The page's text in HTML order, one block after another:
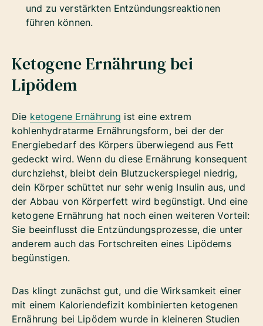
und zu verstärkten Entzündungsreaktionen
führen können.
Ketogene Ernährung bei
Lipödem
Die ketogene Ernährung ist eine extrem
kohlenhydratarme Ernährungsform, bei der der
Energiebedarf des Körpers überwiegend aus Fett
gedeckt wird. Wenn du diese Ernährung konsequent
durchziehst, bleibt dein Blutzuckerspiegel niedrig,
dein Körper schüttet nur sehr wenig Insulin aus, und
der Abbau von Körperfett wird begünstigt. Und eine
ketogene Ernährung hat noch einen weiteren Vorteil:
Sie beeinflusst die Entzündungsprozesse, die unter
anderem auch das Fortschreiten eines Lipödems
begünstigen.
Das klingt zunächst gut, und die Wirksamkeit einer
mit einem Kaloriendefizit kombinierten ketogenen
Ernährung bei Lipödem wurde in kleineren Studien